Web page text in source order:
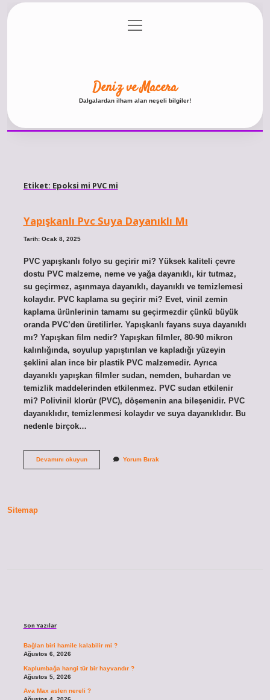
Gizlilik Politikası
menüyü
aç
Deniz ve Macera
Dalgalardan ilham alan neşeli bilgiler!
Etiket: Epoksi mi PVC mi
Yapışkanlı Pvc Suya Dayanıklı Mı
Tarih: Ocak 8, 2025
PVC yapışkanlı folyo su geçirir mi? Yüksek kaliteli çevre
dostu PVC malzeme, neme ve yağa dayanıklı, kir tutmaz,
su geçirmez, aşınmaya dayanıklı, dayanıklı ve temizlemesi
kolaydır. PVC kaplama su geçirir mi? Evet, vinil zemin
kaplama ürünlerinin tamamı su geçirmezdir çünkü büyük
oranda PVC’den üretilirler. Yapışkanlı fayans suya dayanıklı
mı? Yapışkan film nedir? Yapışkan filmler, 80-90 mikron
kalınlığında, soyulup yapıştırılan ve kapladığı yüzeyin
şeklini alan ince bir plastik PVC malzemedir. Ayrıca
dayanıklı yapışkan filmler sudan, nemden, buhardan ve
temizlik maddelerinden etkilenmez. PVC sudan etkilenir
mi? Polivinil klorür (PVC), döşemenin ana bileşenidir. PVC
dayanıklıdır, temizlenmesi kolaydır ve suya dayanıklıdır. Bu
nedenle birçok…
Devamını okuyunYapışkanlı
Yorum Bırak
Sitemap
Son Yazılar
Bağlan biri hamile kalabilir mi ?
Ağustos 6, 2026
Kaplumbağa hangi tür bir hayvandır ?
Ağustos 5, 2026
Ava Max aslen nereli ?